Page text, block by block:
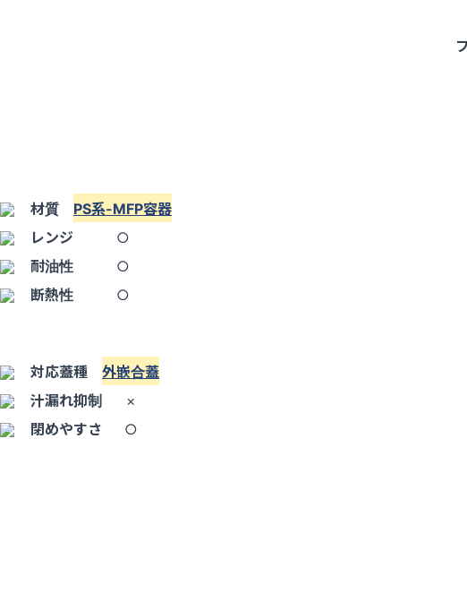
材質 PS系-MFP容器
レンジ
○
耐油性
○
断熱性
○
対応蓋種 外嵌合蓋
汁漏れ抑制
×
閉めやすさ
○